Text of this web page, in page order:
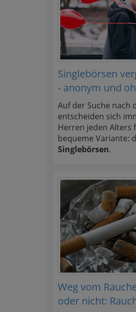
Singlebörsen
- anonym und
Auf der Suche nach
entscheiden sich
Herren jeden Alters
bequeme Variante:
Singlebörsen.
Weg vom
oder nicht: